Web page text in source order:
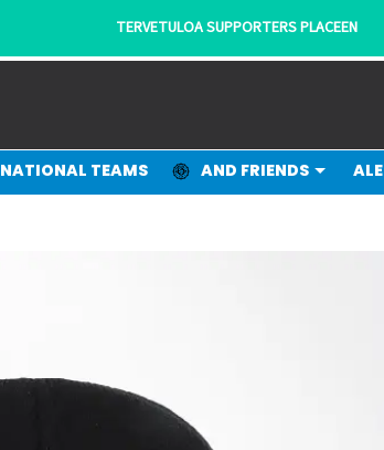
TERVETULOA SUPPORTERS PLACEEN
NATIONAL TEAMS AND FRIENDS ALE